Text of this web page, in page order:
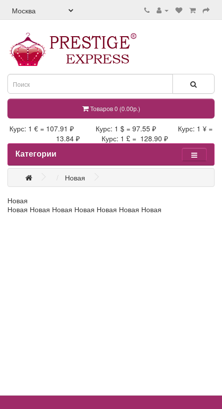
Товаров 0 (0.00р.)
Курс: 1 € = 107.91 ₽ Курс: 1 $ = 97.55 ₽ Курс: 1 ¥ =
13.84 ₽ Курс: 1 £ = 128.90 ₽
Категории
Новая
Новая
Новая Новая Новая Новая Новая Новая Новая